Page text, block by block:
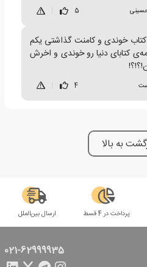
5
کتاب خوندی و کامنت گذاشتی یکم
کتابای دنیا رو خوندی و اخرش
4
به بالا
پرداخت در 4 قسط ارسال بین‌الملل
021-62999935